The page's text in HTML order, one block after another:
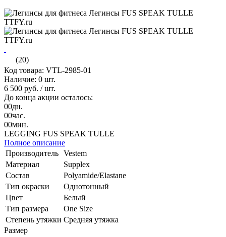
(20)
Код товара: VTL-2985-01
Наличие: 0 шт.
6 500 руб. / шт.
До конца акции осталось:
00дн.
00час.
00мин.
LEGGING FUS SPEAK TULLE
Полное описание
Производитель Vestem
Материал
Supplex
Состав
Polyamide/Elastane
Тип окраски
Однотонный
Цвет
Белый
Тип размера
One Size
Степень утяжки Средняя утяжка
Размер